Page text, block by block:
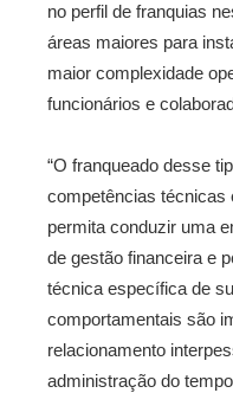
no perfil de franquias
áreas maiores para
maior complexidade
funcionários e
“O franqueado desse
competências técnicas
permita conduzir uma
de gestão financeira e
técnica específica de
comportamentais são
relacionamento
administração do